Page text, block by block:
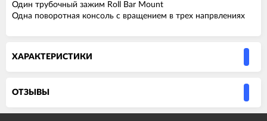
Один трубочный зажим Roll Bar Mount
Одна поворотная консоль с вращением в трех напрвлениях
ХАРАКТЕРИСТИКИ
ОТЗЫВЫ